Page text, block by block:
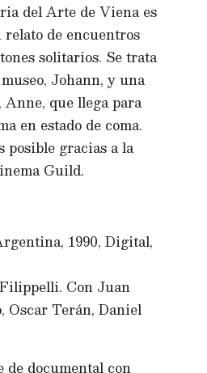
del Arte de Viena es
de encuentros
solitarios. Se trata
Johann, y una
que llega para
en estado de coma.
posible gracias a la
Guild.
1990, Digital,
Con Juan
Oscar Terán, Daniel
documental con